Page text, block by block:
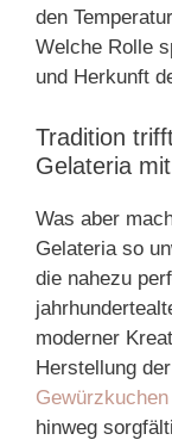
den
Welche Rolle
und Herkunft
Tradition
Gelateria
Was aber
Gelateria so
die nahezu
moderner
Herstellung
hinweg